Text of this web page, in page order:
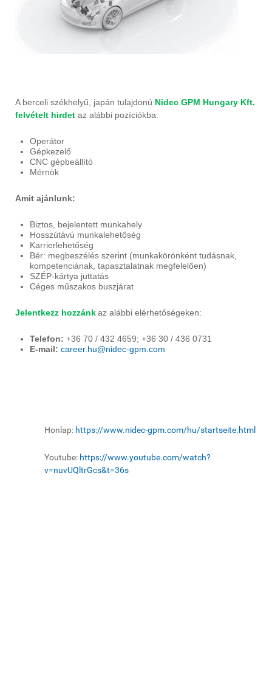
A berceli székhelyű, japán tulajdonú Nidec GPM Hungary Kft.
felvételt hirdet az alábbi pozíciókba:
Operátor
Gépkezelő
CNC gépbeállító
Mérnök
Amit ajánlunk:
Biztos, bejelentett munkahely
Hosszútávú munkalehetőség
Karrierlehetőség
Bér: megbeszélés szerint (munkakörönként tudásnak,
kompetenciának, tapasztalatnak megfelelően)
SZÉP-kártya juttatás
Céges műszakos buszjárat
Jelentkezz hozzánkaz alábbi elérhetőségeken:
Telefon: +36 70 / 432 4659; +36 30 / 436 0731
E-mail: career.hu@nidec-gpm.com
Honlap: https://www.nidec-gpm.com/hu/startseite.html
Youtube: https://www.youtube.com/watch?
v=nuvUQltrGcs&t=36s